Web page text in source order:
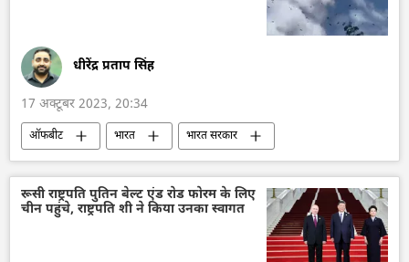
धीरेंद्र प्रताप सिंह
17 अक्टूबर 2023, 20:34
ऑफबीट भारत
भारत सरकार
मणिपुर
पर्यावरण
पर्यावरणवाद
वन्य जीव
भारतीय वन सेवा (IFS)
जानवर
प्रकृति संरक्षण
रूसी राष्ट्रपति पुतिन बेल्ट एंड रोड फोरम के लिए
चीन पहुंचे, राष्ट्रपति शी ने किया उनका स्वागत